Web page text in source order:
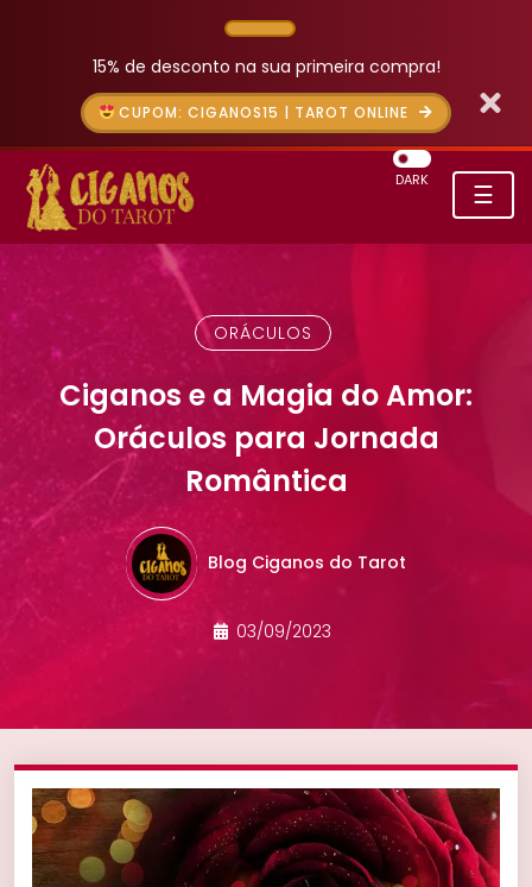
15% de desconto na sua primeira compra!
CUPOM: CIGANOS15 | TAROT ONLINE
☰
DARK
ORÁCULOS
Ciganos e a Magia do Amor:
Oráculos para Jornada
Romântica
Blog Ciganos do Tarot
03/09/2023